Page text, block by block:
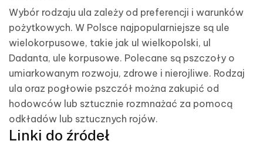
Wybór rodzaju ula zależy od preferencji i warunków
pożytkowych. W Polsce najpopularniejsze są ule
wielokorpusowe, takie jak ul wielkopolski, ul
Dadanta, ule korpusowe. Polecane są pszczoły o
umiarkowanym rozwoju, zdrowe i nierojliwe. Rodzaj
ula oraz pogłowie pszczół można zakupić od
hodowców lub sztucznie rozmnażać za pomocą
odkładów lub sztucznych rojów.
Linki do źródeł